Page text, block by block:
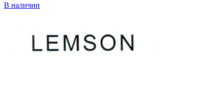
В наличии